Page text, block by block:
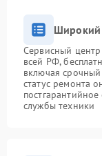
Широкий
Сервисный центр
всей РФ,
включая
статус ремонта
службы техники